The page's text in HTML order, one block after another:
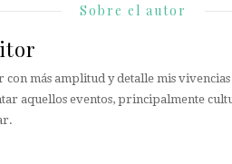
Sobre el autor
más amplitud y detalle mis
aquellos eventos, principalmente